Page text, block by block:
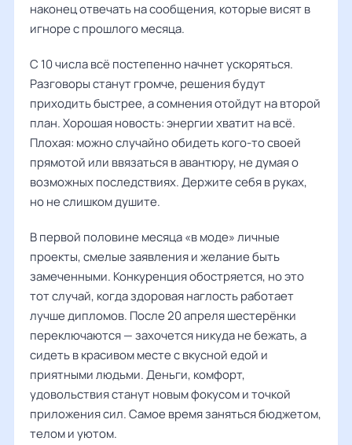
наконец отвечать на сообщения, которые висят в
игноре с прошлого месяца.
С 10 числа всё постепенно начнет ускоряться.
Разговоры станут громче, решения будут
приходить быстрее, а сомнения отойдут на второй
план. Хорошая новость: энергии хватит на всё.
Плохая: можно случайно обидеть кого-то своей
прямотой или ввязаться в авантюру, не думая о
возможных последствиях. Держите себя в руках,
но не слишком душите.
В первой половине месяца «в моде» личные
проекты, смелые заявления и желание быть
замеченными. Конкуренция обостряется, но это
тот случай, когда здоровая наглость работает
лучше дипломов. После 20 апреля шестерёнки
переключаются — захочется никуда не бежать, а
сидеть в красивом месте с вкусной едой и
приятными людьми. Деньги, комфорт,
удовольствия станут новым фокусом и точкой
приложения сил. Самое время заняться бюджетом,
телом и уютом.